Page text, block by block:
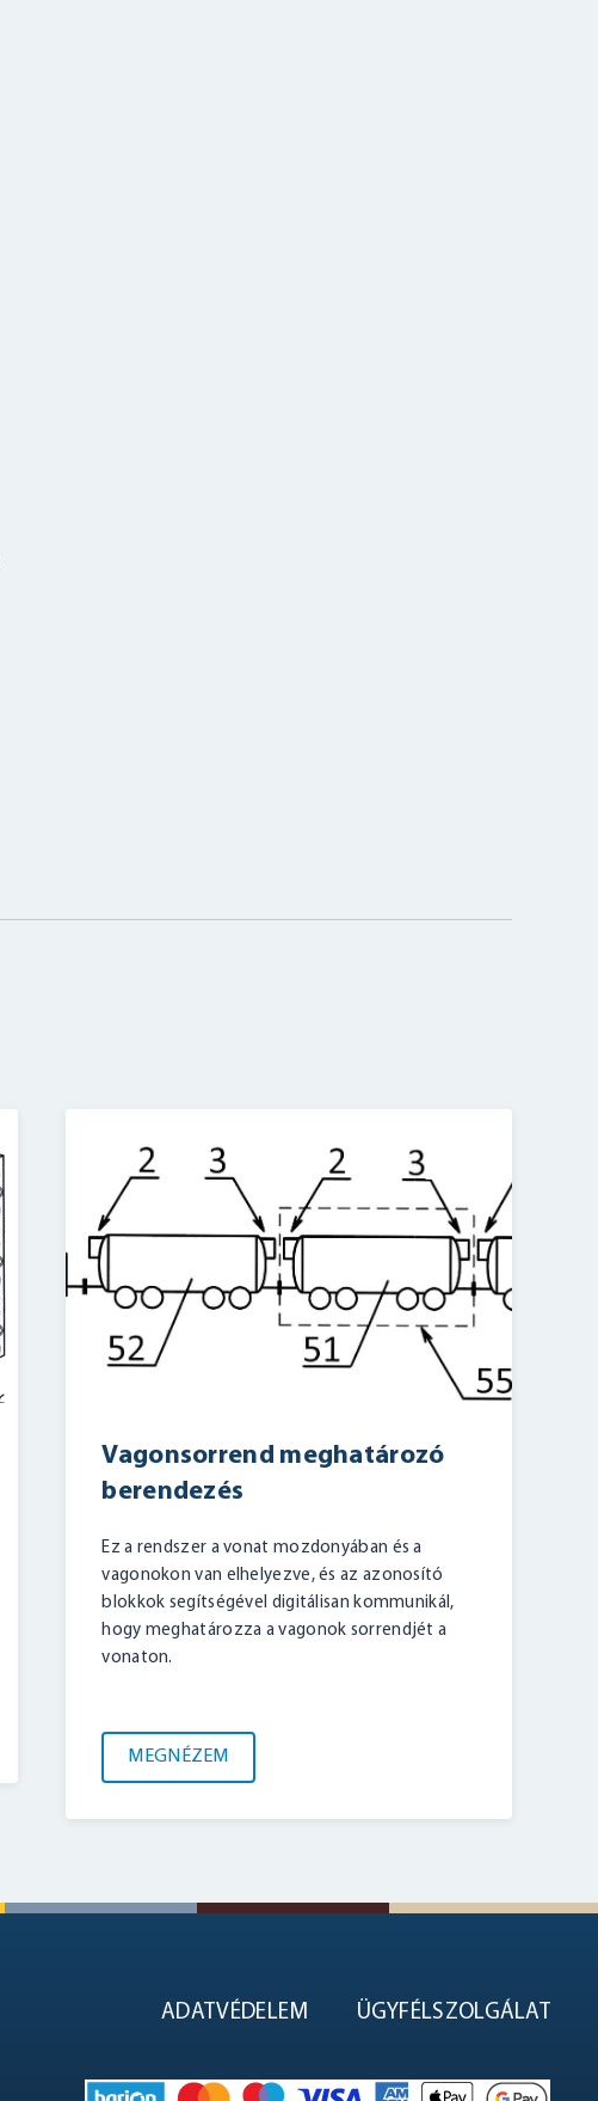
Vagonsorrend meghatározó
berendezés
Ez a rendszer a vonat mozdonyában és a
vagonokon van elhelyezve, és az azonosító
blokkok segítségével digitálisan kommunikál,
hogy meghatározza a vagonok sorrendjét a
vonaton.
MEGNÉZEM
ADATVÉDELEM ÜGYFÉLSZOLGÁLAT